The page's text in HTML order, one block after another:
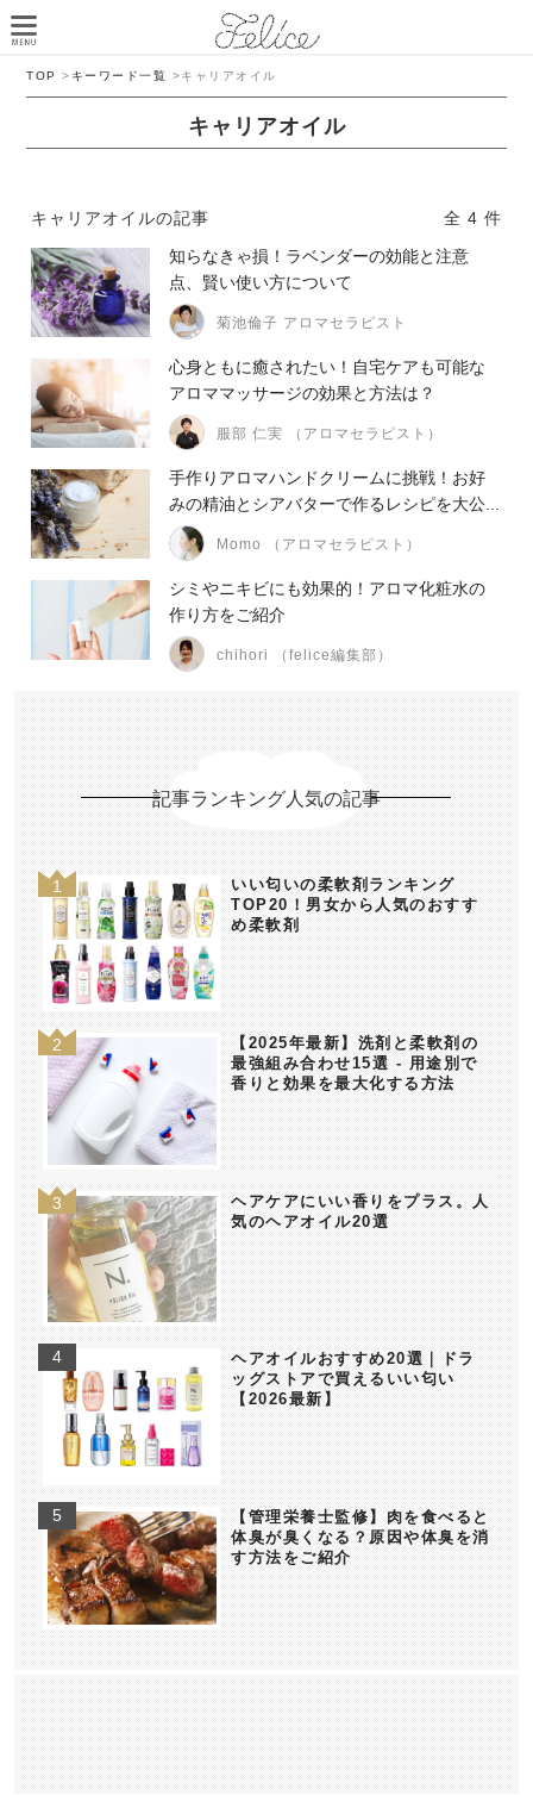
TOP > キーワード一覧 >キャリアオイル
キャリアオイル
キャリアオイルの記事
全 4 件
知らなきゃ損！ラベンダーの効能と注意
点、賢い使い方について
菊池倫子 アロマセラピスト
心身ともに癒されたい！自宅ケアも可能な
アロママッサージの効果と方法は？
服部 仁実 （アロマセラピスト）
手作りアロマハンドクリームに挑戦！お好
みの精油とシアバターで作るレシピを大公...
Momo （アロマセラピスト）
シミやニキビにも効果的！アロマ化粧水の
作り方をご紹介
chihori （felice編集部）
記事ランキング人気の記事
いい匂いの柔軟剤ランキング
TOP20！男女から人気のおすす
め柔軟剤
【2025年最新】洗剤と柔軟剤の
最強組み合わせ15選 - 用途別で
香りと効果を最大化する方法
ヘアケアにいい香りをプラス。人
気のヘアオイル20選
ヘアオイルおすすめ20選｜ドラ
ッグストアで買えるいい匂い
【2026最新】
【管理栄養士監修】肉を食べると
体臭が臭くなる？原因や体臭を消
す方法をご紹介